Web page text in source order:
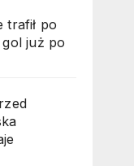
trafił po
już po